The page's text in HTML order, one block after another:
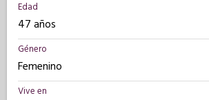
Edad
47 años
Género
Femenino
Vive en